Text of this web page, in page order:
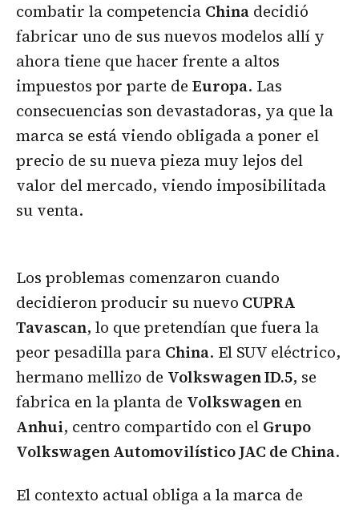
combatir la competencia China decidió
fabricar uno de sus nuevos modelos allí y
ahora tiene que hacer frente a altos
impuestos por parte de Europa. Las
consecuencias son devastadoras, ya que la
marca se está viendo obligada a poner el
precio de su nueva pieza muy lejos del
valor del mercado, viendo imposibilitada
su venta.
Los problemas comenzaron cuando
decidieron producir su nuevo CUPRA
Tavascan, lo que pretendían que fuera la
peor pesadilla para China. El SUV eléctrico,
hermano mellizo de Volkswagen ID.5, se
fabrica en la planta de Volkswagen en
Anhui, centro compartido con el Grupo
Volkswagen Automovilístico JAC de China.
El contexto actual obliga a la marca de